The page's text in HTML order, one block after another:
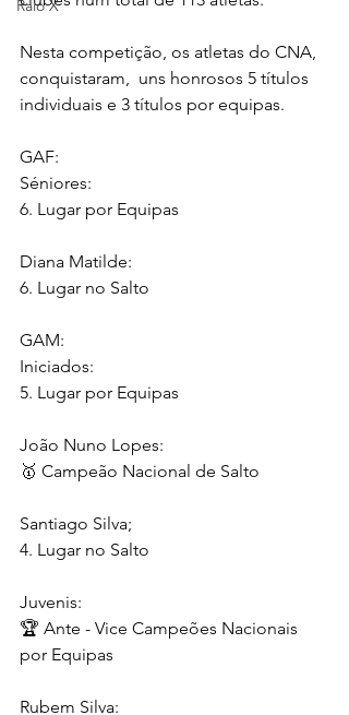
Raio X
Nesta competição, os atletas do CNA,
conquistaram,  uns honrosos 5 títulos
individuais e 3 títulos por equipas.
GAF:
Séniores:
6. Lugar por Equipas
Diana Matilde:
6. Lugar no Salto
GAM:
Iniciados:
5. Lugar por Equipas
João Nuno Lopes:
🥇 Campeão Nacional de Salto
Santiago Silva;
4. Lugar no Salto
Juvenis:
🏆 Ante - Vice Campeões Nacionais
por Equipas
Rubem Silva: